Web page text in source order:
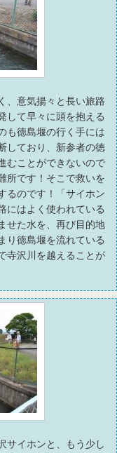
、意気揚々と長い旅路
して早々に頭を抱える
も徳島堰の行く手には
しており、新参者の徳
むことができないので
所です！そこで救いを
るのです！「サイホン
にはよく使われている
せた水を、再び目的地
り徳島堰を流れている
寺沢川を越えることが
サイホンと、もう少し